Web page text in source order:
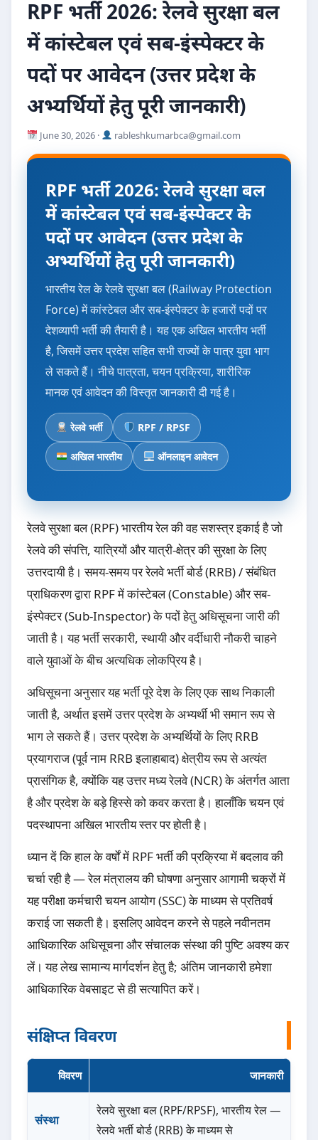
RPF भर्ती 2026: रेलवे सुरक्षा बल
में कांस्टेबल एवं सब-इंस्पेक्टर के
पदों पर आवेदन (उत्तर प्रदेश के
अभ्यर्थियों हेतु पूरी जानकारी)
June 30, 2026 · rableshkumarbca@gmail.com
RPF भर्ती 2026: रेलवे सुरक्षा बल
में कांस्टेबल एवं सब-इंस्पेक्टर के
पदों पर आवेदन (उत्तर प्रदेश के
अभ्यर्थियों हेतु पूरी जानकारी)
भारतीय रेल के रेलवे सुरक्षा बल (Railway Protection
Force) में कांस्टेबल और सब-इंस्पेक्टर के हजारों पदों पर
देशव्यापी भर्ती की तैयारी है। यह एक अखिल भारतीय भर्ती
है, जिसमें उत्तर प्रदेश सहित सभी राज्यों के पात्र युवा भाग
ले सकते हैं। नीचे पात्रता, चयन प्रक्रिया, शारीरिक
मानक एवं आवेदन की विस्तृत जानकारी दी गई है।
रेलवे भर्ती RPF / RPSF
अखिल भारतीय ऑनलाइन आवेदन
रेलवे सुरक्षा बल (RPF) भारतीय रेल की वह सशस्त्र इकाई है जो
रेलवे की संपत्ति, यात्रियों और यात्री-क्षेत्र की सुरक्षा के लिए
उत्तरदायी है। समय-समय पर रेलवे भर्ती बोर्ड (RRB) / संबंधित
प्राधिकरण द्वारा RPF में कांस्टेबल (Constable) और सब-
इंस्पेक्टर (Sub-Inspector) के पदों हेतु अधिसूचना जारी की
जाती है। यह भर्ती सरकारी, स्थायी और वर्दीधारी नौकरी चाहने
वाले युवाओं के बीच अत्यधिक लोकप्रिय है।
अधिसूचना अनुसार यह भर्ती पूरे देश के लिए एक साथ निकाली
जाती है, अर्थात इसमें उत्तर प्रदेश के अभ्यर्थी भी समान रूप से
भाग ले सकते हैं। उत्तर प्रदेश के अभ्यर्थियों के लिए RRB
प्रयागराज (पूर्व नाम RRB इलाहाबाद) क्षेत्रीय रूप से अत्यंत
प्रासंगिक है, क्योंकि यह उत्तर मध्य रेलवे (NCR) के अंतर्गत आता
है और प्रदेश के बड़े हिस्से को कवर करता है। हालाँकि चयन एवं
पदस्थापना अखिल भारतीय स्तर पर होती है।
ध्यान दें कि हाल के वर्षों में RPF भर्ती की प्रक्रिया में बदलाव की
चर्चा रही है — रेल मंत्रालय की घोषणा अनुसार आगामी चक्रों में
यह परीक्षा कर्मचारी चयन आयोग (SSC) के माध्यम से प्रतिवर्ष
कराई जा सकती है। इसलिए आवेदन करने से पहले नवीनतम
आधिकारिक अधिसूचना और संचालक संस्था की पुष्टि अवश्य कर
लें। यह लेख सामान्य मार्गदर्शन हेतु है; अंतिम जानकारी हमेशा
आधिकारिक वेबसाइट से ही सत्यापित करें।
संक्षिप्त विवरण
विवरण जानकारी
संस्था
रेलवे सुरक्षा बल (RPF/RPSF), भारतीय रेल —
रेलवे भर्ती बोर्ड (RRB) के माध्यम से